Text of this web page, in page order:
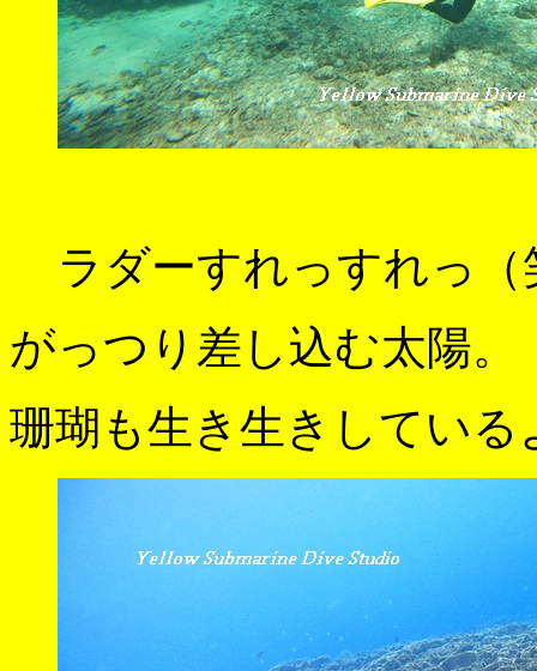
ラダーすれっすれっ（
がっつり差し込む太陽。
珊瑚も生き生きしてい